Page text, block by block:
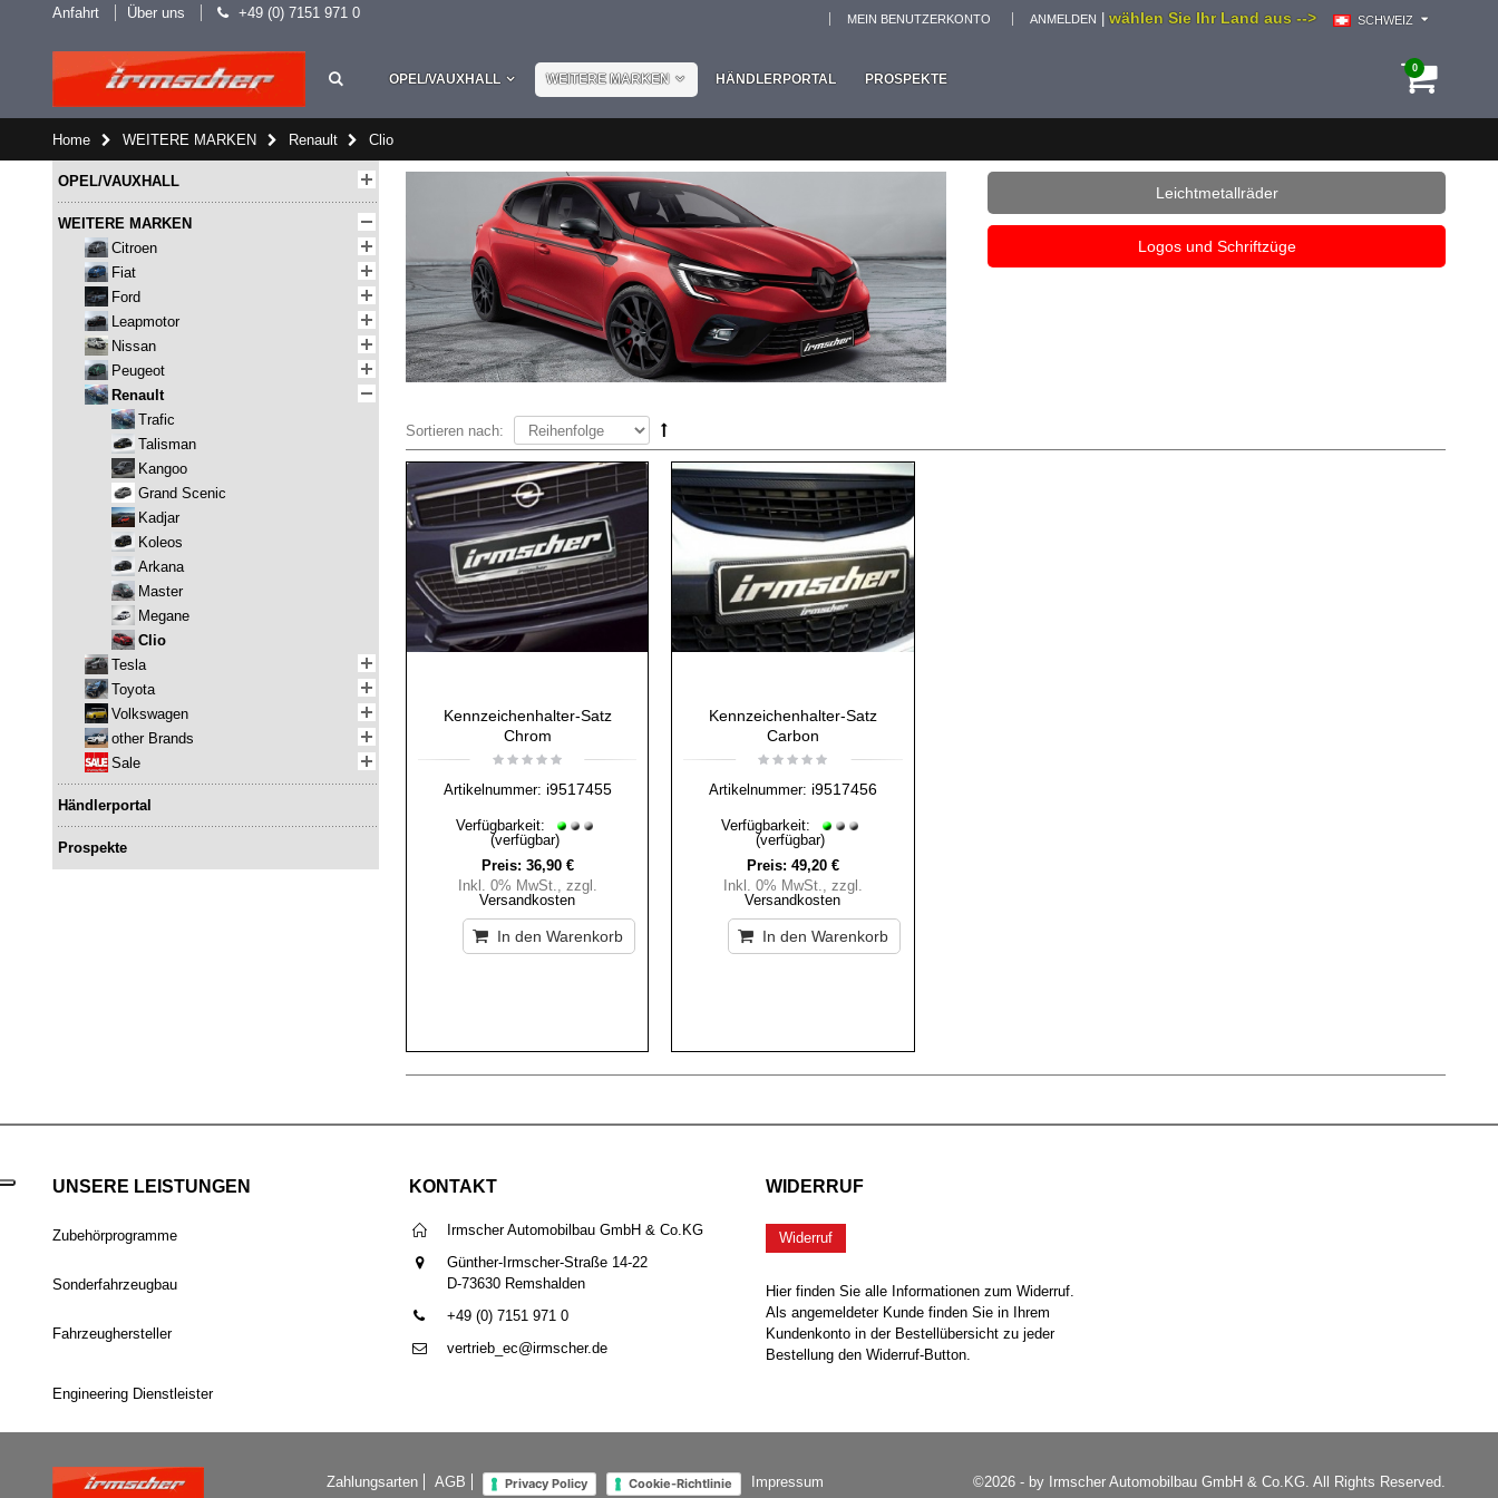
Anfahrt Über uns +49 (0) 7151 971 0 wählen Sie Ihr Land aus --> SCHWEIZ
MEIN BENUTZERKONTO ANMELDEN
0
OPEL/VAUXHALL WEITERE MARKEN HÄNDLERPORTAL PROSPEKTE
Home WEITERE MARKEN Renault Clio
Leichtmetallräder
Logos und Schriftzüge
Sortieren nach:
Kennzeichenhalter-Satz
Chrom
Artikelnummer: i9517455
Verfügbarkeit:
(verfügbar)
Preis: 36,90 €
Inkl. 0% MwSt., zzgl.
Versandkosten
In den Warenkorb
Kennzeichenhalter-Satz
Carbon
Artikelnummer: i9517456
Verfügbarkeit:
(verfügbar)
Preis: 49,20 €
Inkl. 0% MwSt., zzgl.
Versandkosten
In den Warenkorb
OPEL/VAUXHALL
WEITERE MARKEN
Citroen
Fiat
Ford
Leapmotor
Nissan
Peugeot
Renault
Trafic
Talisman
Kangoo
Grand Scenic
Kadjar
Koleos
Arkana
Master
Megane
Clio
Tesla
Toyota
Volkswagen
other Brands
Sale
Händlerportal
Prospekte
UNSERE LEISTUNGEN
Zubehörprogramme
Sonderfahrzeugbau
Fahrzeughersteller
Engineering Dienstleister
KONTAKT
Irmscher Automobilbau GmbH & Co.KG
Günther-Irmscher-Straße 14-22
D-73630 Remshalden
+49 (0) 7151 971 0
vertrieb_ec@irmscher.de
WIDERRUF
Widerruf
Hier finden Sie alle Informationen zum Widerruf.
Als angemeldeter Kunde finden Sie in Ihrem
Kundenkonto in der Bestellübersicht zu jeder
Bestellung den Widerruf-Button.
Zahlungsarten AGB Privacy Policy Cookie-Richtlinie Impressum ©2026 - by Irmscher Automobilbau GmbH & Co.KG. All Rights Reserved.